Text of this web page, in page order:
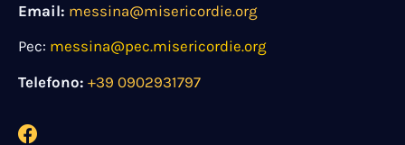
Email: messina@misericordie.org
Pec: messina@pec.misericordie.org
Telefono: +39 0902931797